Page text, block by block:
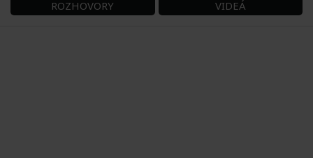
ROZHOVORY
VIDEÁ